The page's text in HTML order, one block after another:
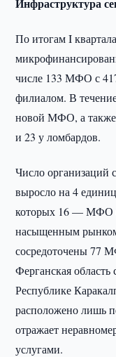
По итогам I
числе 133 МФО с
филиалом. В
новой МФО, а
и 23 у ломбардов.
Число организаций
выросло на 4
которых 16 — МФО
насыщенным рынком
сосредоточены 77
Ферганская
Республике
расположено лишь
отражает
услугами.